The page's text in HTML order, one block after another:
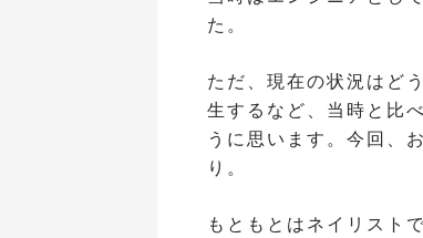
た。
ただ、現在の状況はど
生するなど、当時と比
うに思います。今回、
り。
もともとはネイリスト